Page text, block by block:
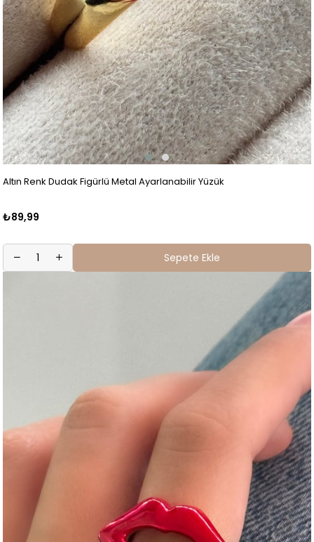
Altın Renk Dudak Figürlü Metal Ayarlanabilir Yüzük
₺89,99
Sepete Ekle